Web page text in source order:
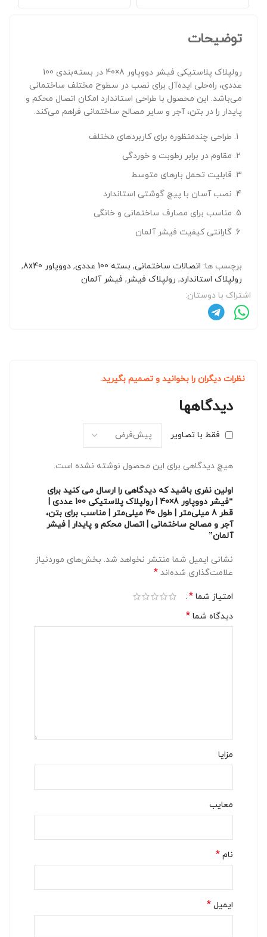
بسته 50 عددی | مناسب برای
ایمن و مستحکم | محصول
اصلی فیشر
سریع در بتن و فولاد | سیستم
توضیحات
رولپلاک پلاستیکی فیشر دووپاور 8×40 در بسته‌بندی 100
عددی، راه‌حلی ایده‌آل برای نصب در سطوح مختلف ساختمانی
می‌باشد. این محصول با طراحی استاندارد امکان اتصال محکم و
پایدار را در بتن، آجر و سایر مصالح ساختمانی فراهم می‌کند.
طراحی چندمنظوره برای کاربردهای مختلف
مقاوم در برابر رطوبت و خوردگی
قابلیت تحمل بارهای متوسط
نصب آسان با پیچ گوشتی استاندارد
مناسب برای مصارف ساختمانی و خانگی
گارانتی کیفیت فیشر آلمان
برچسب ها: اتصالات ساختمانی, بسته 100 عددی , دووپاور 8x40
,
رولپلاک استاندارد, رولپلاک فیشر, فیشر آلمان
اشتراک با دوستان:
نظرات دیگران را بخوانید و تصمیم بگیرید.
دیدگاهها
فقط با تصاویر
هیچ دیدگاهی برای این محصول نوشته نشده است.
اولین نفری باشید که دیدگاهی را ارسال می کنید برای
“فیشر دووپاور 8×40 | رولپلاک پلاستیکی 100 عددی |
قطر 8 میلی‌متر | طول 40 میلی‌متر | مناسب برای بتن،
آجر و مصالح ساختمانی | اتصال محکم و پایدار | فیشر
آلمان”
نشانی ایمیل شما منتشر نخواهد شد. بخش‌های موردنیاز
علامت‌گذاری شده‌اند *
امتیاز شما *
دیدگاه شما *
مزایا
معایب
نام *
ایمیل *